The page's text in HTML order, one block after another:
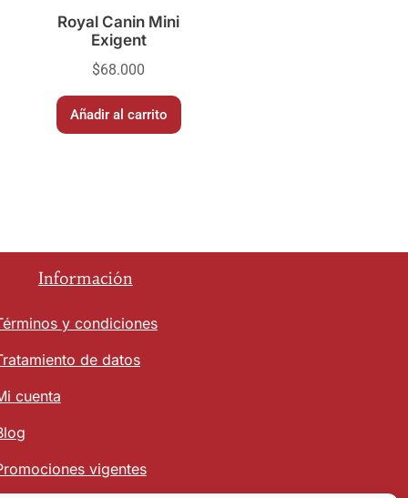
Royal Canin Mini
Exigent
$68.000
Añadir al carrito
Información
y condiciones
de datos
cuenta
vigentes